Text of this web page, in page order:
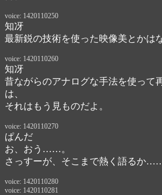
voice: 1420110250
知冴
最新鋭の技術を使った映像美とかは
voice: 1420110260
知冴
昔ながらのアナログな手法を使って
は、
それはもう見ものだよ。
voice: 1420110270
ぱんだ
お、おう……。
さっすーが、そこまで熱く語るか……
voice: 1420110280
voice: 1420110281